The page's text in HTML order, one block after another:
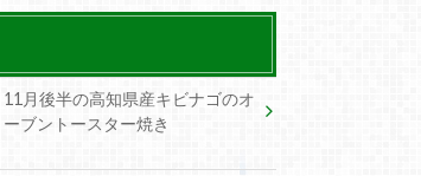
11月後半の高知県産キビナゴのオ
ーブントースター焼き